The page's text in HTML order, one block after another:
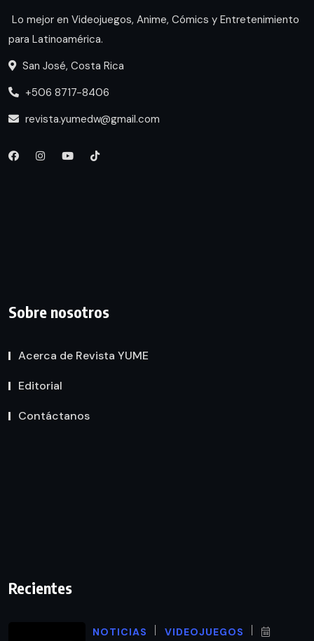
Lo mejor en Videojuegos, Anime, Cómics y Entretenimiento
para Latinoamérica.
San José, Costa Rica
+506 8717-8406
revista.yumedw@gmail.com
Sobre nosotros
Acerca de Revista YUME
Editorial
Contáctanos
Recientes
NOTICIAS VIDEOJUEGOS